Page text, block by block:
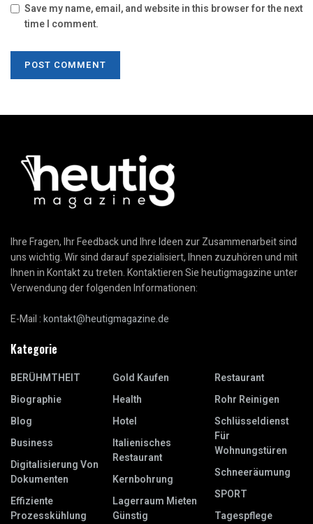
Save my name, email, and website in this browser for the next
time I comment.
Ihre Fragen, Ihr Feedback und Ihre Ideen zur Zusammenarbeit sind
uns wichtig. Wir sind darauf spezialisiert, Ihnen zuzuhören und mit
Ihnen in Kontakt zu treten. Kontaktieren Sie heutigmagazine unter
Verwendung der folgenden Informationen:
E-Mail :kontakt@heutigmagazine.de
Kategorie
BERÜHMTHEIT
Biographie
Blog
Business
Digitalisierung Von
Dokumenten
Effiziente
Prozesskühlung
Gold Kaufen
Health
Hotel
Italienisches
Restaurant
Kernbohrung
Lagerraum Mieten
Günstig
Restaurant
Rohr Reinigen
Schlüsseldienst
Für
Wohnungstüren
Schneeräumung
SPORT
Tagespflege